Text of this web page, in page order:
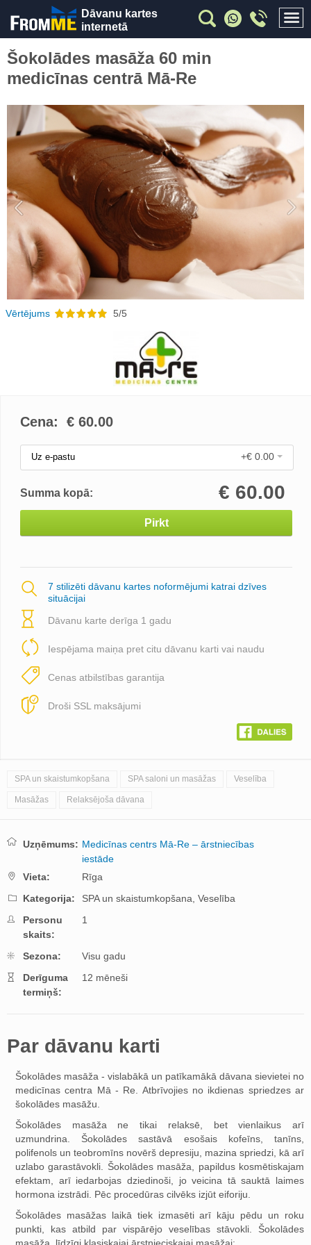
Dāvanu kartes
internetā
Šokolādes masāža 60 min
medicīnas centrā Mā-Re
Previous
Vērtējums 5/5
Cena: € 60.00
Uz e-pastu +€ 0.00
Summa kopā: € 60.00
Pirkt
7 stilizēti dāvanu kartes noformējumi katrai dzīves
situācijai
Dāvanu karte derīga 1 gadu
Iespējama maiņa pret citu dāvanu karti vai naudu
Cenas atbilstības garantija
Droši SSL maksājumi
SPA un skaistumkopšana SPA saloni un masāžas Veselība
Masāžas Relaksējoša dāvana
Uzņēmums: Medicīnas centrs Mā-Re – ārstniecības
iestāde
Vieta:
Rīga
Kategorija:
SPA un skaistumkopšana, Veselība
Personu
skaits:
1
Sezona:
Visu gadu
Derīguma
termiņš:
12 mēneši
Par dāvanu karti
Šokolādes masāža - vislabākā un patīkamākā dāvana sievietei no
medicīnas centra Mā - Re. Atbrīvojies no ikdienas spriedzes ar
šokolādes masāžu.
Šokolādes masāža ne tikai relaksē, bet vienlaikus arī
uzmundrina. Šokolādes sastāvā esošais kofeīns, tanīns,
polifenols un teobromīns novērš depresiju, mazina spriedzi, kā arī
uzlabo garastāvokli. Šokolādes masāža, papildus kosmētiskajam
efektam, arī iedarbojas dziedinoši, jo veicina tā sauktā laimes
hormona izstrādi. Pēc procedūras cilvēks izjūt eiforiju.
Šokolādes masāžas laikā tiek izmasēti arī kāju pēdu un roku
punkti, kas atbild par vispārējo veselības stāvokli. Šokolādes